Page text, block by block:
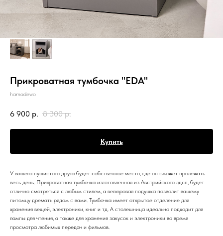
Прикроватная тумбочка "EDA"
hamadewo
6 900 р. 8 300 р.
Купить
У вашего пушистого друга будет собственное место, где он сможет пролежать
весь день. Прикроватная тумбочка изготовленная из Австрийского лдсп, будет
отлично смотреться с любым стилем, а велюровая подушка позволит вашему
питомцу дремать рядом с вами. Тумбочка имеет открытое отделение для
хранения вещей, электроники, книг и тд. А столешница идеально подходит для
лампы для чтения, а также для хранения закусок и электроники во время
просмотра любимых передач и фильмов.